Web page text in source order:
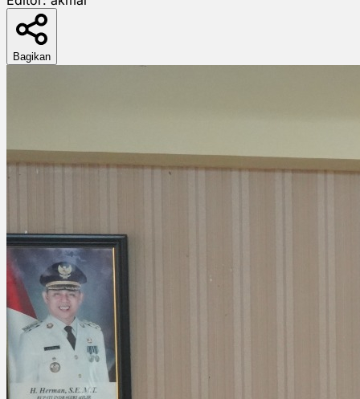
Bagikan